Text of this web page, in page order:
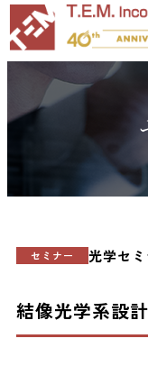
セミナー 光学セ
結像光学系設